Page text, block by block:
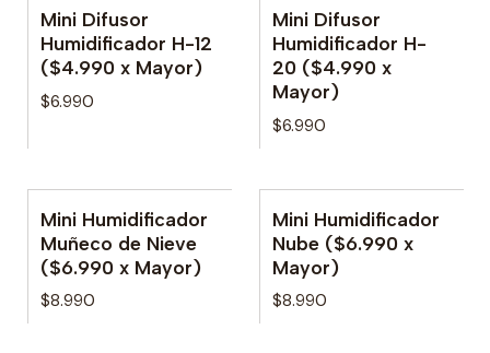
No disponible
Mini Difusor
Humidificador H-12
($4.990 x Mayor)
$6.990
No disponible
Mini Difusor
Humidificador H-
20 ($4.990 x
Mayor)
$6.990
Mini Humidificador
Muñeco de Nieve
($6.990 x Mayor)
$8.990
Mini Humidificador
Nube ($6.990 x
Mayor)
$8.990